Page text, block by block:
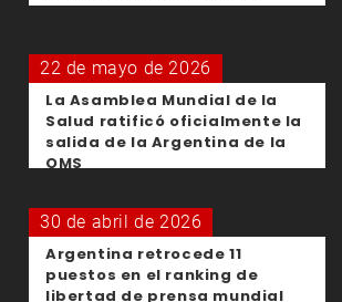
22 de mayo de 2026
La Asamblea Mundial de la
Salud ratificó oficialmente la
salida de la Argentina de la
OMS
30 de abril de 2026
Argentina retrocede 11
puestos en el ranking de
libertad de prensa mundial